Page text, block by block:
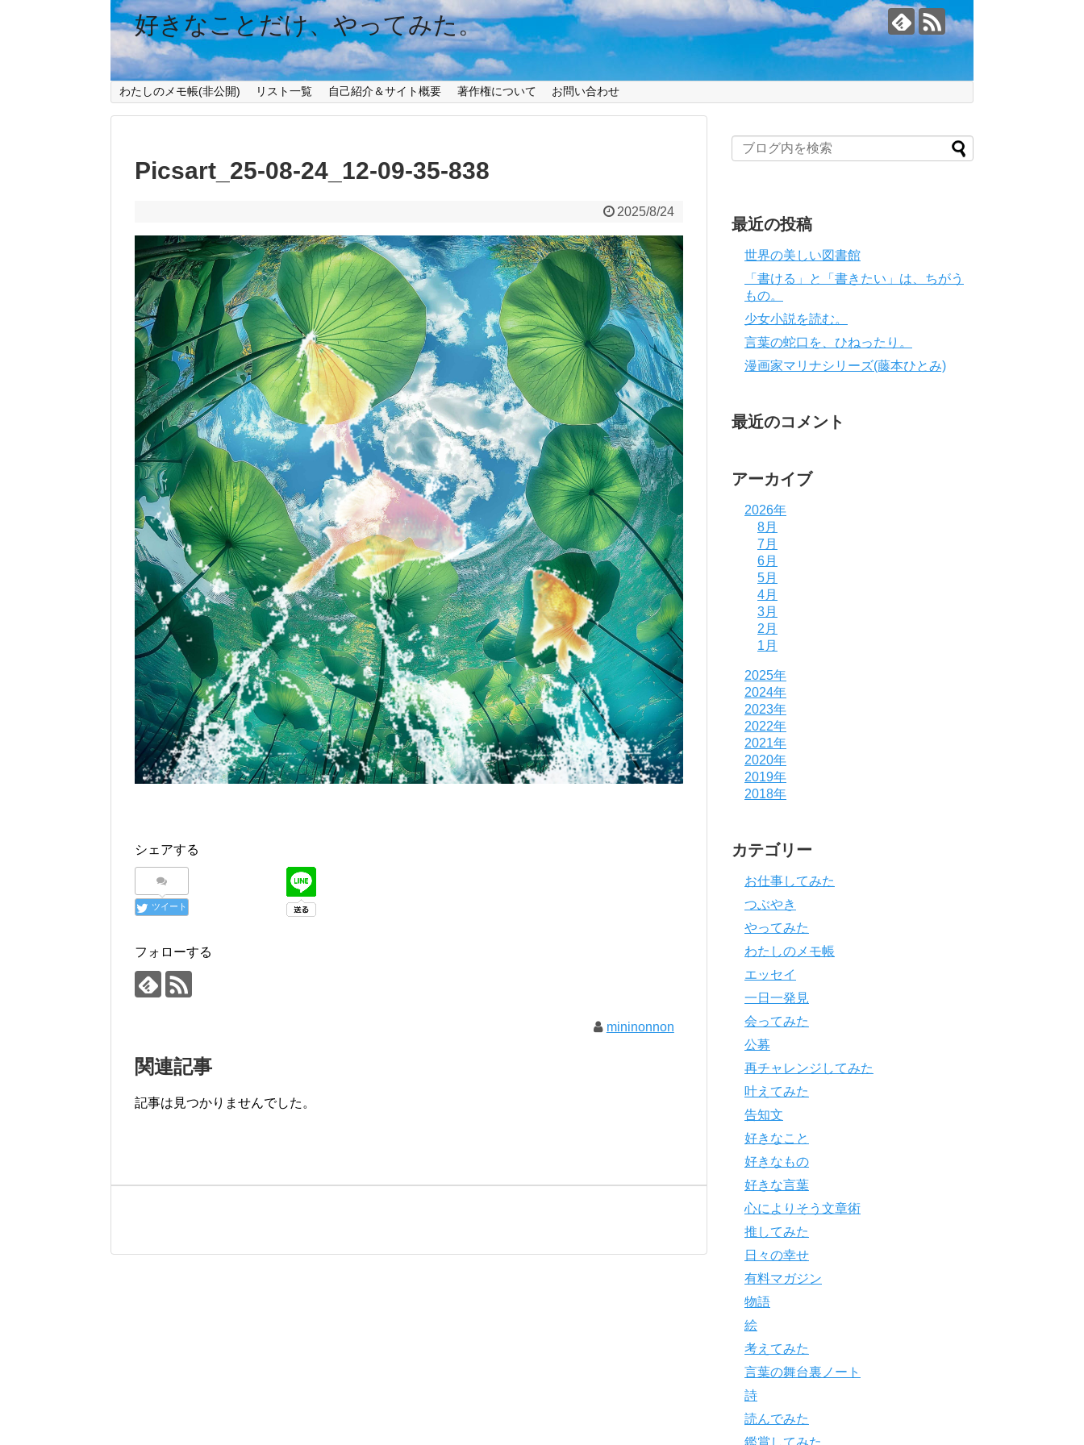
好きなことだけ、やってみた。
わたしのメモ帳(非公開) リスト一覧 自己紹介＆サイト概要 著作権について お問い合わせ
Picsart_25-08-24_12-09-35-838
2025/8/24
シェアする
ツイート
フォローする
mininonnon
関連記事
記事は見つかりませんでした。
最近の投稿
世界の美しい図書館
「書ける」と「書きたい」は、ちがう
もの。
少女小説を読む。
言葉の蛇口を、ひねったり。
漫画家マリナシリーズ(藤本ひとみ)
最近のコメント
アーカイブ
2026年
8月
7月
6月
5月
4月
3月
2月
1月
2025年
2024年
2023年
2022年
2021年
2020年
2019年
2018年
カテゴリー
お仕事してみた
つぶやき
やってみた
わたしのメモ帳
エッセイ
一日一発見
会ってみた
公募
再チャレンジしてみた
叶えてみた
告知文
好きなこと
好きなもの
好きな言葉
心によりそう文章術
推してみた
日々の幸せ
有料マガジン
物語
絵
考えてみた
言葉の舞台裏ノート
詩
読んでみた